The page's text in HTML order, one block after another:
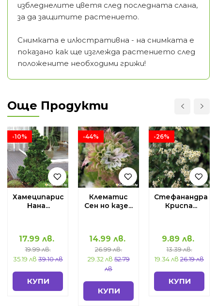
избледнелите цветя след последната слана,
за да защитите растението.
Снимката е илюстративна - на снимката е
показано как ще изглежда растението след
положените необходими грижи!
Още Продукти
-10%
Хамеципарис
Нана...
17.99 лв.
19.99лв.
35.19 лв 39.10 лв
КУПИ
-44%
Клематис
Сен но казе...
14.99 лв.
26.99лв.
29.32 лв 52.79
лв
КУПИ
-26%
Стефанандра
Криспа...
9.89 лв.
13.39лв.
19.34 лв 26.19 лв
КУПИ